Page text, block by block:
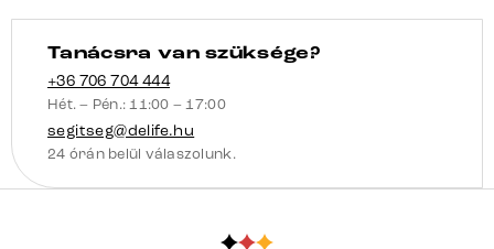
mennyiség
Tanácsra van szüksége?
+36 706 704 444
Hét. – Pén.: 11:00 – 17:00
segitseg@delife.hu
24 órán belül válaszolunk.